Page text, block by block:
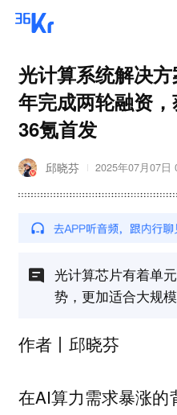
光计算系统解决
年完成两轮融资，
36氪首发
邱晓芬 2025年07月07日
光计算芯片有着单
势，更加适合大规模
作者丨邱晓芬
在AI算力需求暴涨的